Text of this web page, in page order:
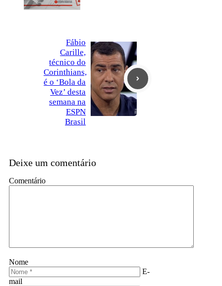
Fábio
Carille,
técnico do
Corinthians,
é o ‘Bola da
Vez’ desta
semana na
ESPN
Brasil
Deixe um comentário
Comentário
Nome
E-
mail